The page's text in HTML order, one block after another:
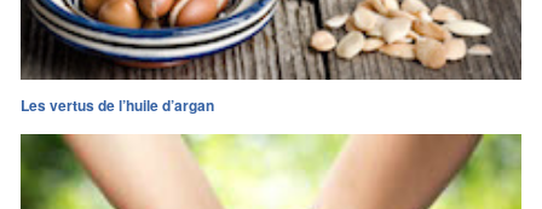
Les vertus de l’huile d’argan